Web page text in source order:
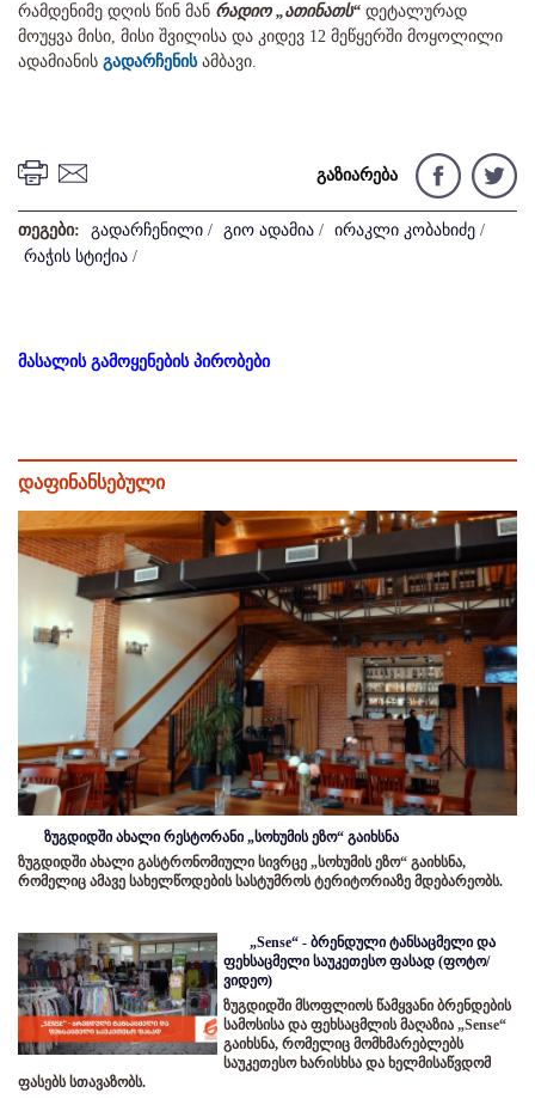
რამდენიმე დღის წინ მან რადიო „ათინათს“ დეტალურად
მოუყვა მისი, მისი შვილისა და კიდევ 12 მეწყერში მოყოლილი
ადამიანის გადარჩენისამბავი.
გაზიარება
თეგები: გადარჩენილი / გიო ადამია / ირაკლი კობახიძე /
რაჭის სტიქია /
მასალის გამოყენების პირობები
დაფინანსებული
ზუგდიდში ახალი რესტორანი „სოხუმის ეზო“ გაიხსნა
ზუგდიდში ახალი გასტრონომიული სივრცე „სოხუმის ეზო“ გაიხსნა,
რომელიც ამავე სახელწოდების სასტუმროს ტერიტორიაზე მდებარეობს.
„Sense“ - ბრენდული ტანსაცმელი და
ფეხსაცმელი საუკეთესო ფასად (ფოტო/
ვიდეო)
ზუგდიდში მსოფლიოს წამყვანი ბრენდების
სამოსისა და ფეხსაცმლის მაღაზია „Sense“
გაიხსნა, რომელიც მომხმარებლებს
საუკეთესო ხარისხსა და ხელმისაწვდომ
ფასებს სთავაზობს.